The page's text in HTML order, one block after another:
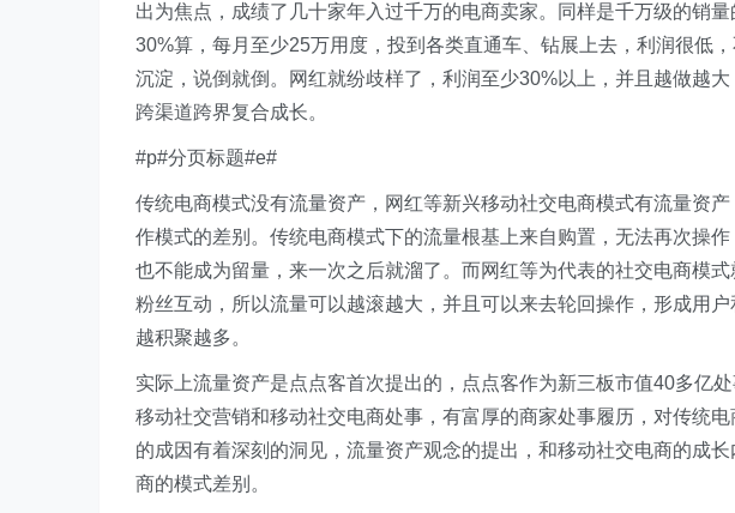
出为焦点，成绩了几十家年入过千万的电商卖家。同样是千万级的销
30%算，每月至少25万用度，投到各类直通车、钻展上去，利润很低
沉淀，说倒就倒。网红就纷歧样了，利润至少30%以上，并且越做越
跨渠道跨界复合成长。
#p#分页标题#e#
传统电商模式没有流量资产，网红等新兴移动社交电商模式有流量资
作模式的差别。传统电商模式下的流量根基上来自购置，无法再次操
也不能成为留量，来一次之后就溜了。而网红等为代表的社交电商模
粉丝互动，所以流量可以越滚越大，并且可以来去轮回操作，形成用
越积聚越多。
实际上流量资产是点点客首次提出的，点点客作为新三板市值40多亿
移动社交营销和移动社交电商处事，有富厚的商家处事履历，对传统
的成因有着深刻的洞见，流量资产观念的提出，和移动社交电商的成
商的模式差别。